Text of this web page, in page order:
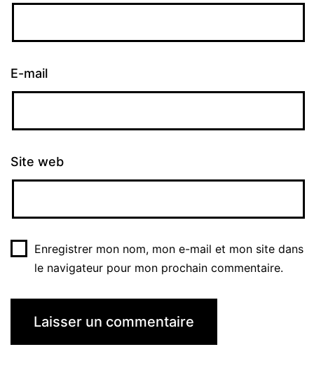
E-mail
Site web
Enregistrer mon nom, mon e-mail et mon site dans
le navigateur pour mon prochain commentaire.